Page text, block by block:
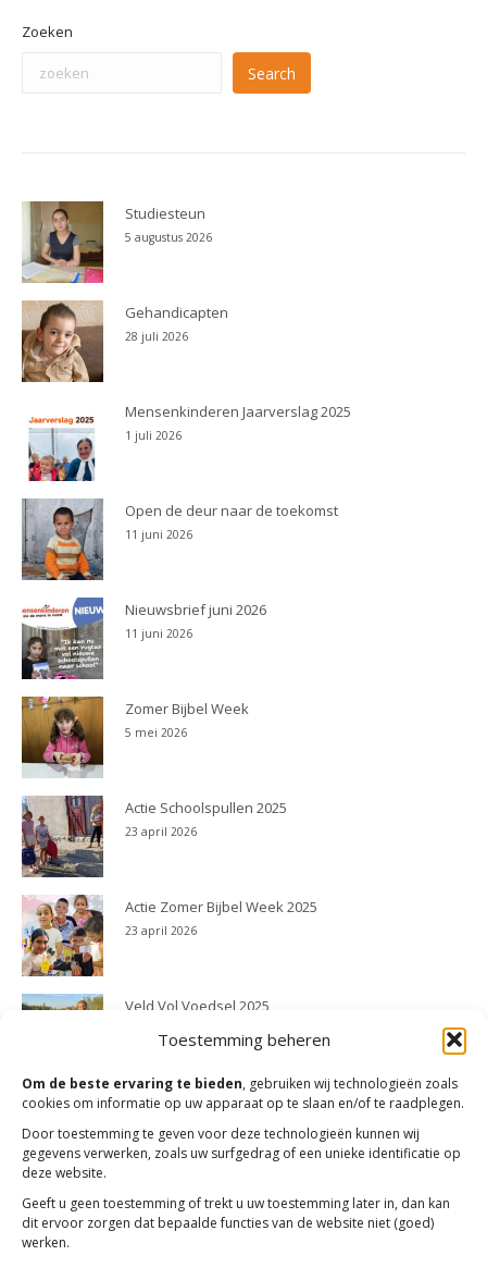
Toestemming beheren
Om de beste ervaring te bieden, gebruiken wij technologieën zoals
cookies om informatie op uw apparaat op te slaan en/of te raadplegen.
Door toestemming te geven voor deze technologieën kunnen wij
gegevens verwerken, zoals uw surfgedrag of een unieke identificatie op
deze website.
Geeft u geen toestemming of trekt u uw toestemming later in, dan kan
dit ervoor zorgen dat bepaalde functies van de website niet (goed)
werken.
Zoeken
Search
Studiesteun
5 augustus 2026
Gehandicapten
28 juli 2026
Mensenkinderen Jaarverslag 2025
1 juli 2026
Open de deur naar de toekomst
11 juni 2026
Nieuwsbrief juni 2026
11 juni 2026
Zomer Bijbel Week
5 mei 2026
Actie Schoolspullen 2025
23 april 2026
Actie Zomer Bijbel Week 2025
23 april 2026
Veld Vol Voedsel 2025